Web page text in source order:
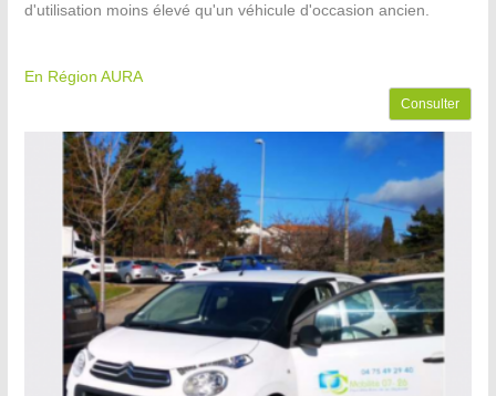
d'utilisation moins élevé qu'un véhicule d'occasion ancien.
En Région AURA
Consulter